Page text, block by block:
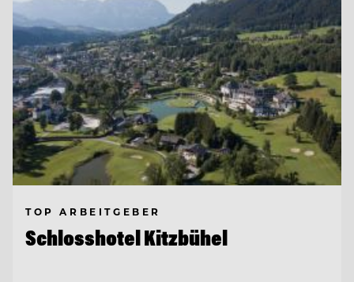
TOP ARBEITGEBER
Schlosshotel Kitzbühel